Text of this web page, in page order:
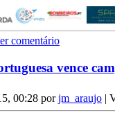
comentário
vence
00:28 porjm_araujo |